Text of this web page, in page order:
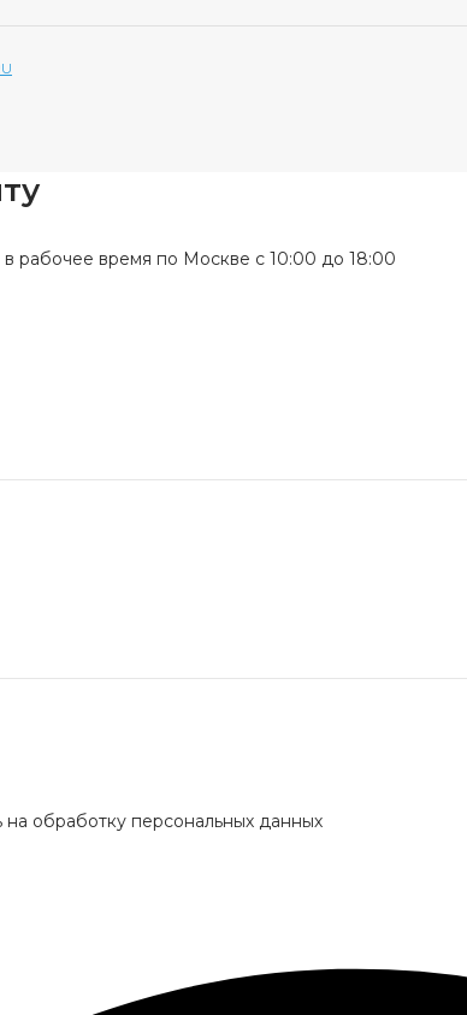
рабочее время по Москве с 10:00 до 18:00
обработку персональных данных